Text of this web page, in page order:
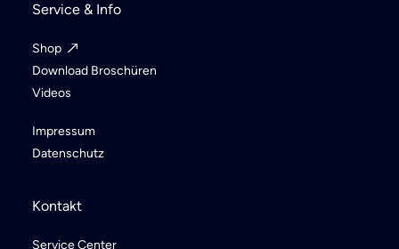
Service & Info
Shop
Download Broschüren
Videos
Impressum
Datenschutz
Kontakt
Service Center